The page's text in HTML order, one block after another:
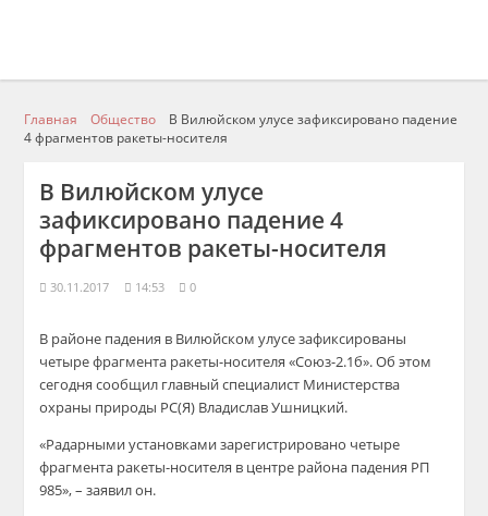
Главная Общество
В Вилюйском улусе зафиксировано падение
4 фрагментов ракеты-носителя
В Вилюйском улусе
зафиксировано падение 4
фрагментов ракеты-носителя
30.11.2017 14:53 0
В районе падения в Вилюйском улусе зафиксированы
четыре фрагмента ракеты-носителя «Союз-2.1б». Об этом
сегодня сообщил главный специалист Министерства
охраны природы РС(Я) Владислав Ушницкий.
«Радарными установками зарегистрировано четыре
фрагмента ракеты-носителя в центре района падения РП
985», – заявил он.